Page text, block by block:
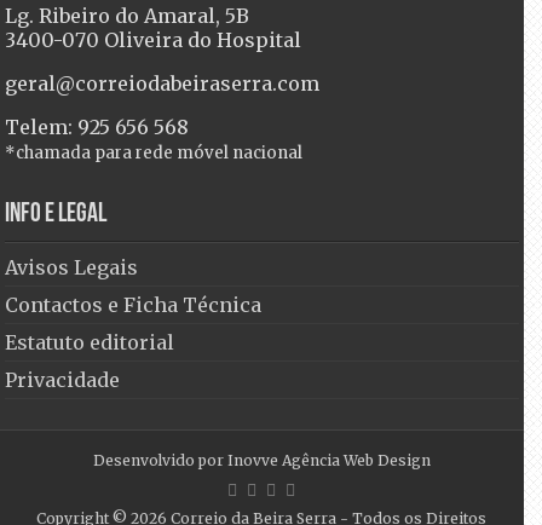
Lg. Ribeiro do Amaral, 5B
3400-070 Oliveira do Hospital
geral@correiodabeiraserra.com
Telem: 925 656 568
*chamada para rede móvel nacional
Info e Legal
Avisos Legais
Contactos e Ficha Técnica
Estatuto editorial
Privacidade
Desenvolvido por Inovve Agência Web Design
Copyright © 2026Correio da Beira Serra - Todos os Direitos